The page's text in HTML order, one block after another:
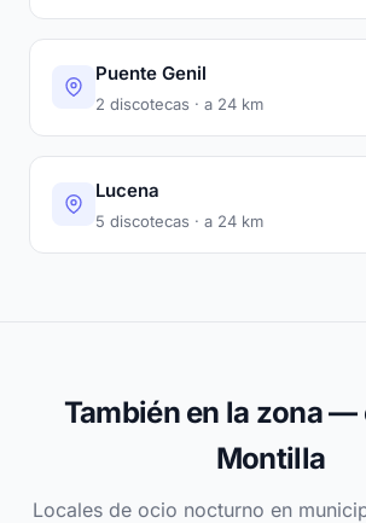
Puente Genil
2 discotecas · a 24 km
Lucena
5 discotecas · a 24 km
También en la zona —
Montilla
Locales de ocio nocturno en